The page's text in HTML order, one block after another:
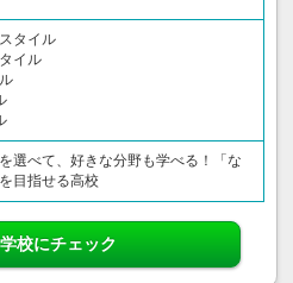
タイル
イル
選べて、好きな分野も学べる！「な
目指せる高校
校にチェック